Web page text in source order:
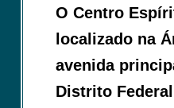
O Centro
localizado na
avenida
Distrito